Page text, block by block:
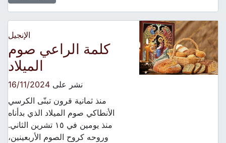
الإنجيل
كلمة الراعي صوم
الميلاد
نشر على16/11/2024
منذ ثمانية قرون تبنّى الكرسي
الأنطاكي صوم الميلاد الذي بدأناه
منذ يومين في ١٥ تشرين الثاني.
وروحه كروح الصوم الأربعينين،